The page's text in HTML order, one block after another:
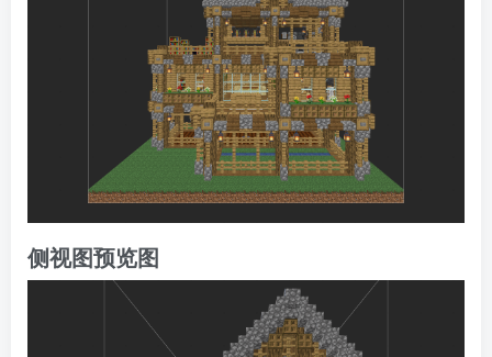
侧视图预览图